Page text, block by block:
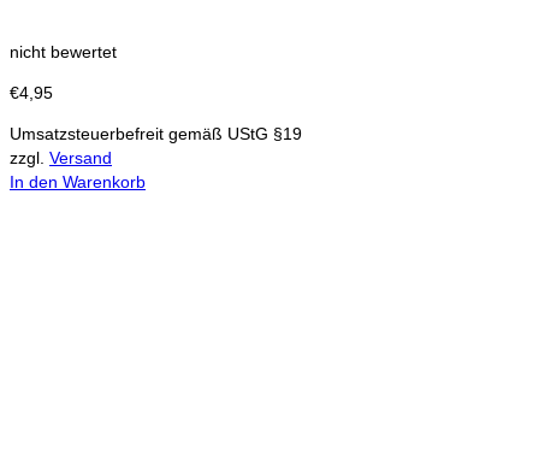
nicht bewertet
€4,95
Umsatzsteuerbefreit gemäß UStG §19
zzgl. Versand
In den Warenkorb